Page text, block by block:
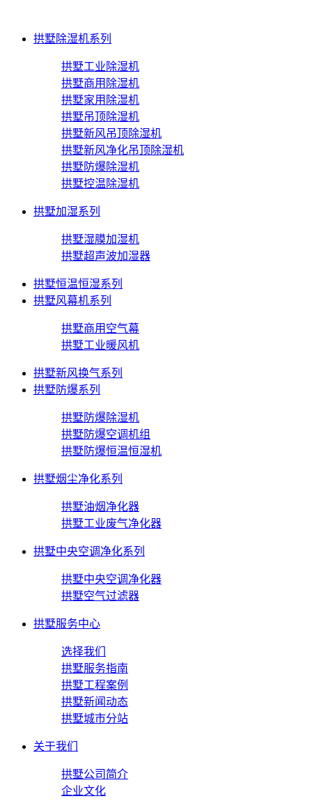
拱墅除湿机系列
拱墅工业除湿机
拱墅商用除湿机
拱墅家用除湿机
拱墅吊顶除湿机
拱墅新风吊顶除湿机
拱墅新风净化吊顶除湿机
拱墅防爆除湿机
拱墅控温除湿机
拱墅加湿系列
拱墅湿膜加湿机
拱墅超声波加湿器
拱墅恒温恒湿系列
拱墅风幕机系列
拱墅商用空气幕
拱墅工业暖风机
拱墅新风换气系列
拱墅防爆系列
拱墅防爆除湿机
拱墅防爆空调机组
拱墅防爆恒温恒湿机
拱墅烟尘净化系列
拱墅油烟净化器
拱墅工业废气净化器
拱墅中央空调净化系列
拱墅中央空调净化器
拱墅空气过滤器
拱墅服务中心
选择我们
拱墅服务指南
拱墅工程案例
拱墅新闻动态
拱墅城市分站
关于我们
拱墅公司简介
企业文化